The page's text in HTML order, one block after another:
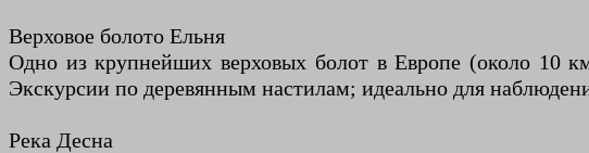
Верховое болото Ельня
Одно из крупнейших верховых болот в Европе (около 10
Экскурсии по деревянным настилам; идеально для
Река Десна